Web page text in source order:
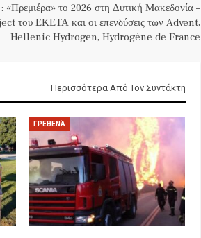
«Πρεμιέρα» το 2026 στη Δυτική Μακεδονία –
του ΕΚΕΤΑ και οι επενδύσεις των Advent,
Hellenic Hydrogen, Hydrogène de France
Περισσότερα Από Τον Συντάκτη
ΓΡΕΒΕΝΆ